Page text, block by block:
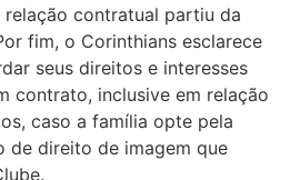
contratual partiu da
fim, o Corinthians esclarece
seus direitos e interesses
contrato, inclusive em relação
caso a família opte pela
de direito de imagem que